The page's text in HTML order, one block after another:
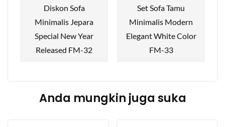
Diskon Sofa
Minimalis Jepara
Special New Year
Released FM-32
Set Sofa Tamu
Minimalis Modern
Elegant White Color
FM-33
Anda mungkin juga suka